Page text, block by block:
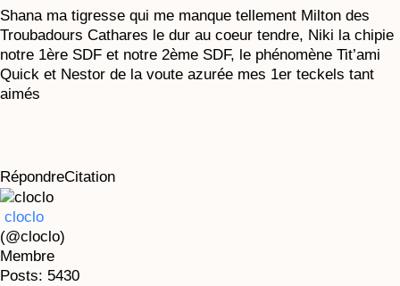
Shana ma tigresse qui me manque tellement Milton des
Troubadours Cathares le dur au coeur tendre, Niki la chipie
notre 1ère SDF et notre 2ème SDF, le phénomène Tit’ami
Quick et Nestor de la voute azurée mes 1er teckels tant
aimés
RépondreCitation
cloclo
(@cloclo)
Membre
Posts: 5430